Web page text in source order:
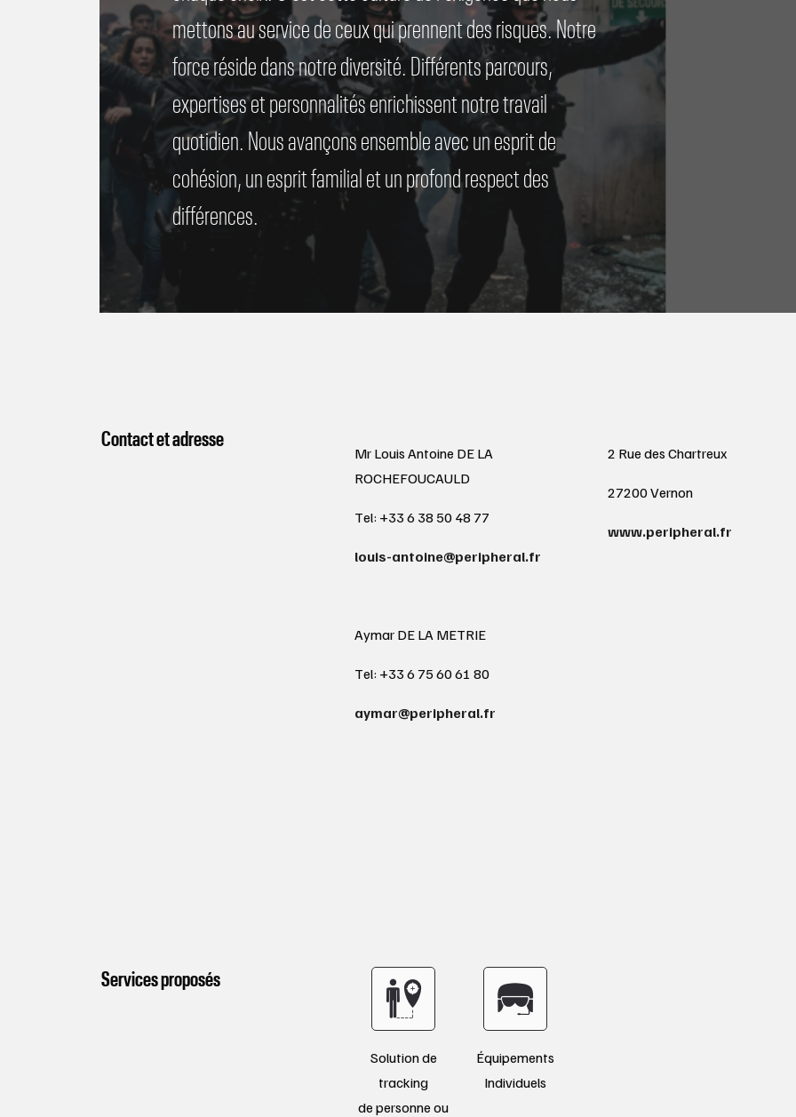
ADHÉRENTS
Sûreté / Sécurité
voir les adhérents
mettonsauservice deceuxquiprennentdes risques.Notre
forceréside dansnotre diversité. Différentsparcours,
expertisesetpersonnalités enrichissentnotretravail
quotidien. Nous avançons ensemble avec unespritde
cohésion, un espritfamilial etun profond respectdes
différences.
Contact et adresse
Mr Louis Antoine DE LA
ROCHEFOUCAULD
Tel: +33 6 38 50 48 77
louis-antoine@peripheral.fr
Aymar DE LA METRIE
Tel: +33 6 75 60 61 80
aymar@peripheral.fr
2 Rue des Chartreux
27200 Vernon
www.peripheral.fr
Services proposés
Solution de
tracking
de personne ou
Équipements
Individuels